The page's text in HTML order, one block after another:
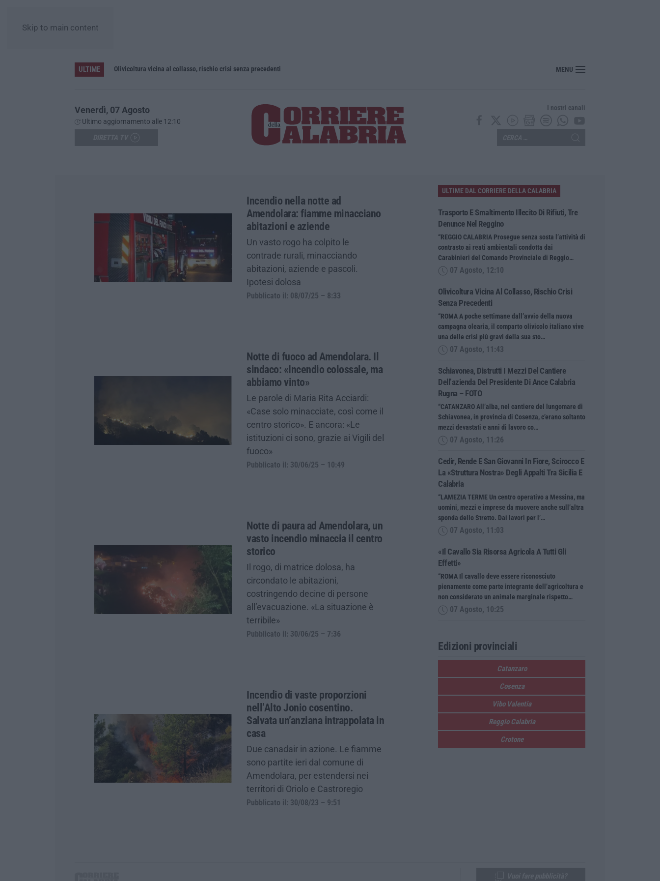
Skip to main content
ULTIME Olivicoltura vicina al collasso, rischio crisi senza precedenti MENU
Venerdì, 07 Agosto
Ultimo aggiornamento alle 12:10
I nostri canali
Incendio nella notte ad
Amendolara: fiamme minacciano
abitazioni e aziende
Un vasto rogo ha colpito le
contrade rurali, minacciando
abitazioni, aziende e pascoli.
Ipotesi dolosa
Pubblicato il: 08/07/25 – 8:33
Notte di fuoco ad Amendolara. Il
sindaco: «Incendio colossale, ma
abbiamo vinto»
Le parole di Maria Rita Acciardi:
«Case solo minacciate, così come il
centro storico». E ancora: «Le
istituzioni ci sono, grazie ai Vigili del
fuoco»
Pubblicato il: 30/06/25 – 10:49
Notte di paura ad Amendolara, un
vasto incendio minaccia il centro
storico
Il rogo, di matrice dolosa, ha
circondato le abitazioni,
costringendo decine di persone
all’evacuazione. «La situazione è
terribile»
Pubblicato il: 30/06/25 – 7:36
Incendio di vaste proporzioni
nell’Alto Jonio cosentino.
Salvata un’anziana intrappolata in
casa
Due canadair in azione. Le fiamme
sono partite ieri dal comune di
Amendolara, per estendersi nei
territori di Oriolo e Castroregio
Pubblicato il: 30/08/23 – 9:51
ULTIME DAL CORRIERE DELLA CALABRIA
Trasporto E Smaltimento Illecito Di Rifiuti, Tre
Denunce Nel Reggino
“REGGIO CALABRIA Prosegue senza sosta l’attività di
contrasto ai reati ambientali condotta dai
Carabinieri del Comando Provinciale di Reggio…
07 Agosto, 12:10
Olivicoltura Vicina Al Collasso, Rischio Crisi
Senza Precedenti
“ROMA A poche settimane dall’avvio della nuova
campagna olearia, il comparto olivicolo italiano vive
una delle crisi più gravi della sua sto…
07 Agosto, 11:43
Schiavonea, Distrutti I Mezzi Del Cantiere
Dell’azienda Del Presidente Di Ance Calabria
Rugna – FOTO
“CATANZARO All’alba, nel cantiere del lungomare di
Schiavonea, in provincia di Cosenza, c’erano soltanto
mezzi devastati e anni di lavoro co…
07 Agosto, 11:26
Cedir, Rende E San Giovanni In Fiore, Scirocco E
La «struttura Nostra» Degli Appalti Tra Sicilia E
Calabria
“LAMEZIA TERME Un centro operativo a Messina, ma
uomini, mezzi e imprese da muovere anche sull’altra
sponda dello Stretto. Dai lavori per l’…
07 Agosto, 11:03
«Il Cavallo Sia Risorsa Agricola A Tutti Gli
Effetti»
“ROMA Il cavallo deve essere riconosciuto
pienamente come parte integrante dell’agricoltura e
non considerato un animale marginale rispetto…
07 Agosto, 10:25
Edizioni provinciali
Catanzaro
Cosenza
Vibo Valentia
Reggio Calabria
Crotone